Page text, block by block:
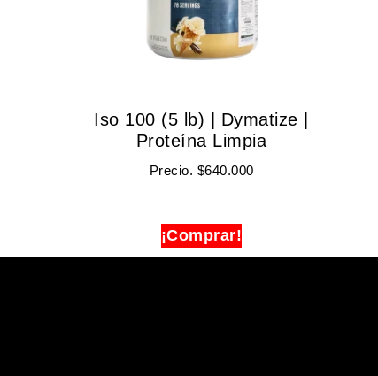
Iso 100 (5 lb) | Dymatize |
Proteína Limpia
Precio. $640.000
¡Comprar!